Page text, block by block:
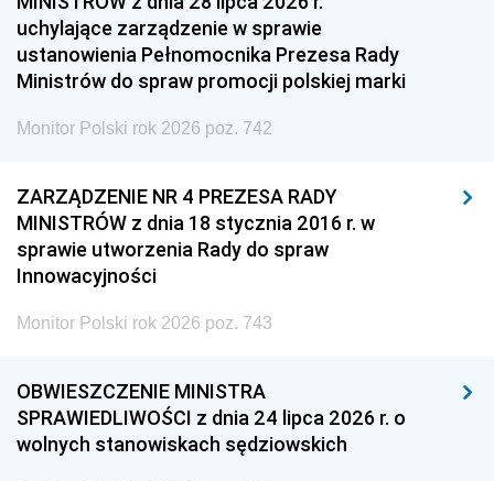
uchylające zarządzenie w sprawie
ustanowienia Pełnomocnika Prezesa Rady
Ministrów do spraw promocji polskiej marki
Monitor Polski rok 2026 poz. 742
ZARZĄDZENIE NR 4 PREZESA RADY
MINISTRÓW z dnia 18 stycznia 2016 r. w
sprawie utworzenia Rady do spraw
Innowacyjności
Monitor Polski rok 2026 poz. 743
OBWIESZCZENIE MINISTRA
SPRAWIEDLIWOŚCI z dnia 24 lipca 2026 r. o
wolnych stanowiskach sędziowskich